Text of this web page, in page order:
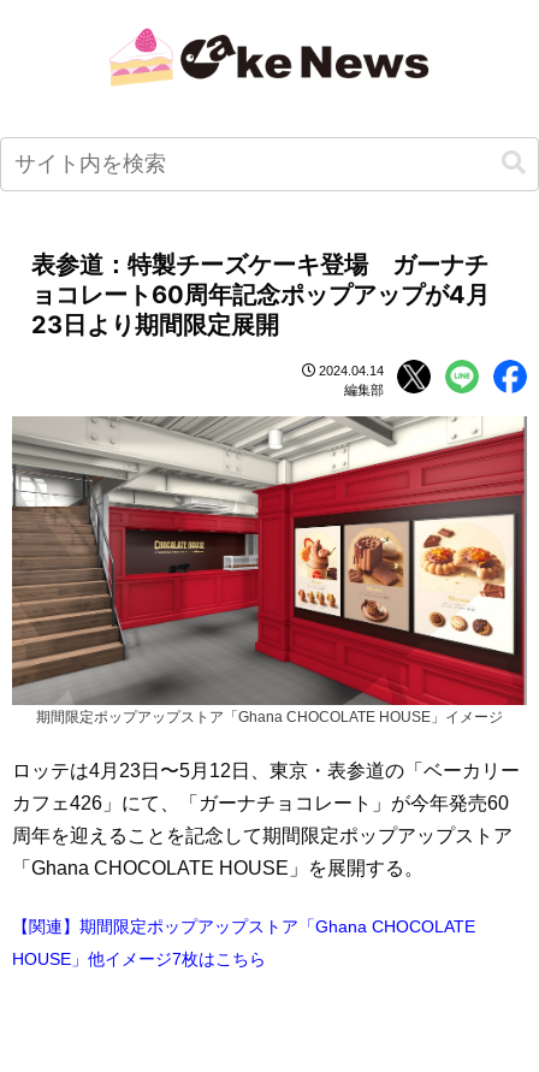
表参道：特製チーズケーキ登場 ガーナチ
ョコレート60周年記念ポップアップが4月
23日より期間限定展開
2024.04.14
編集部
期間限定ポップアップストア「Ghana CHOCOLATE HOUSE」イメージ
ロッテは4月23日〜5月12日、東京・表参道の「ベーカリー
カフェ426」にて、「ガーナチョコレート」が今年発売60
周年を迎えることを記念して期間限定ポップアップストア
「Ghana CHOCOLATE HOUSE」を展開する。
【関連】期間限定ポップアップストア「Ghana CHOCOLATE
HOUSE」他イメージ7枚はこちら